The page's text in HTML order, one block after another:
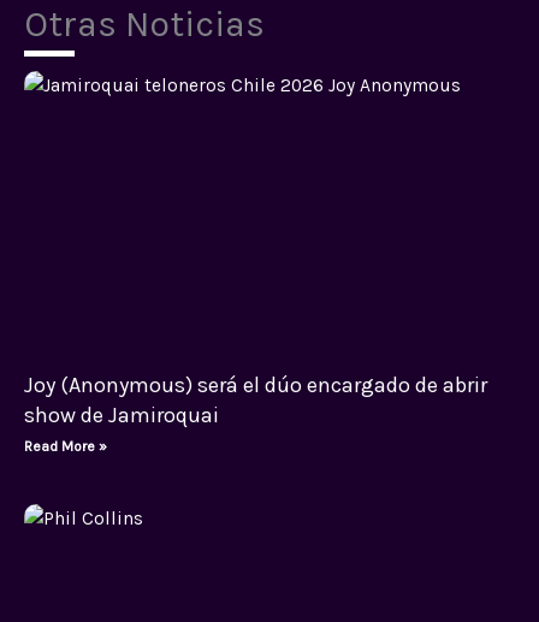
Otras Noticias
Joy (Anonymous) será el dúo encargado de abrir
show de Jamiroquai
Read More »